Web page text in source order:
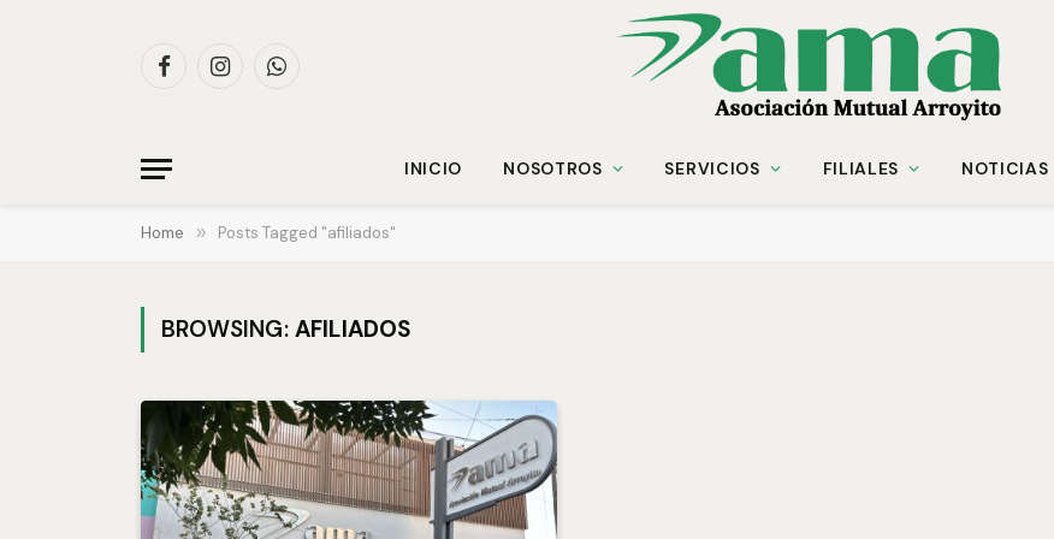
FacebookInstagramWhatsApp
INICIO NOSOTROS SERVICIOS FILIALES NOTICIAS
Home » Posts Tagged "afiliados"
BROWSING: AFILIADOS